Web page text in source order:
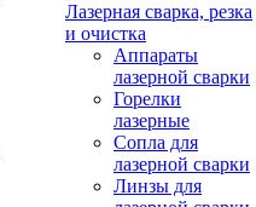
Лазерная сварка, резка
и очистка
Аппараты
лазерной сварки
Горелки
лазерные
Сопла для
лазерной сварки
Линзы для